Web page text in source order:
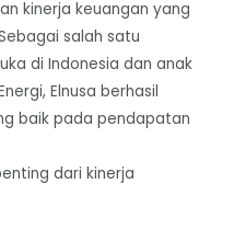
kinerja keuangan yang
salah satu
di Indonesia dan anak
Elnusa berhasil
baik pada pendapatan
dari kinerja